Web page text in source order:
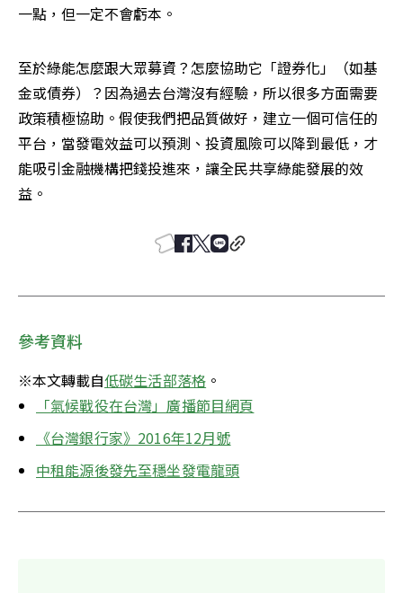
一點，但一定不會虧本。
至於綠能怎麼跟大眾募資？怎麼協助它「證券化」（如基
金或債券）？因為過去台灣沒有經驗，所以很多方面需要
政策積極協助。假使我們把品質做好，建立一個可信任的
平台，當發電效益可以預測、投資風險可以降到最低，才
能吸引金融機構把錢投進來，讓全民共享綠能發展的效
益。
參考資料
※本文轉載自低碳生活部落格 。
「氣候戰役在台灣」廣播節目網頁
《台灣銀行家》2016年12月號
中租能源後發先至穩坐發電龍頭